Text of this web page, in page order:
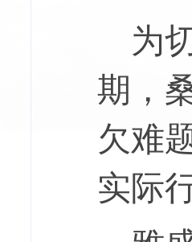
为
期，
欠难
实际